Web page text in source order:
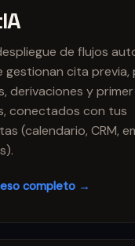
de flujos
gestionan cita previa,
derivaciones y
conectados con tus
(calendario, CRM,
completo →